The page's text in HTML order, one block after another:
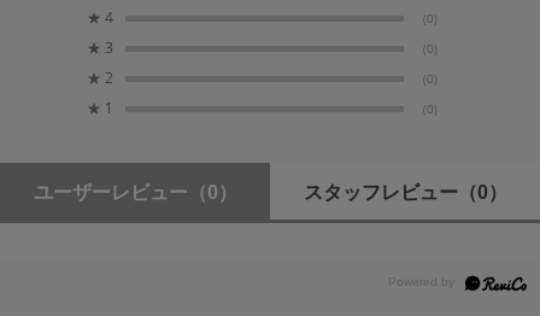
こちらよりご確認ください
★ 4 (0)
★ 3 (0)
★ 2 (0)
★ 1 (0)
ユーザーレビュー （0） スタッフレビュー （0）